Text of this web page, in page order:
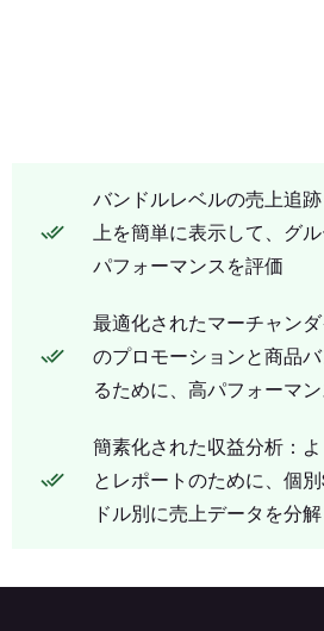
バンドルレベルの売上追
上を簡単に表示して、グ
パフォーマンスを評価
最適化されたマーチャン
のプロモーションと商品
るために、高パフォーマ
簡素化された収益分析：
とレポートのために、個
ドル別に売上データを分解